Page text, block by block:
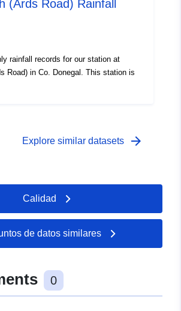
(Ards Road) Rainfall
rainfall records for our station at
Road) in Co. Donegal. This station is
Explore similar datasets arrow_forward
Calidad
de datos similares
0